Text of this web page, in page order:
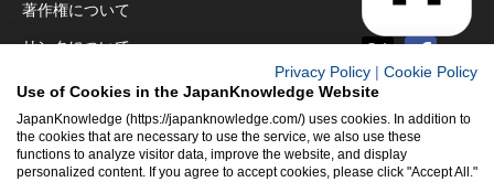
著作権について
リンクについて
免責事項
運営会社
アクセシビリティ対応
Privacy Policy
Cookie Policy
Use of Cookies in the JapanKnowledge Website
JapanKnowledge (https://japanknowledge.com/) uses cookies. In addition to
the cookies that are necessary to use the service, we also use these
functions to analyze visitor data, improve the website, and display
personalized content. If you agree to accept cookies, please click "Accept All."